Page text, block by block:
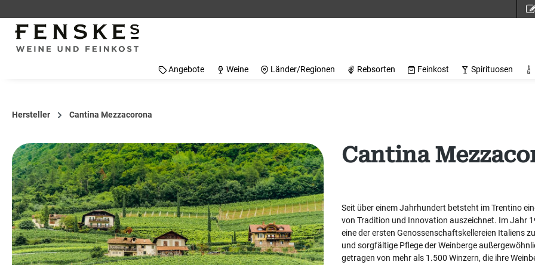
Angebote Weine Länder/Regionen Rebsorten Feinkost Spirituosen
Hersteller Cantina Mezzacorona
Cantina
Seit über einem Jahrhundert betsteht im Trentino
von Tradition und Innovation auszeichnet. Im Jahr
eine der ersten Genossenschaftskellereien Italiens
und sorgfältige Pflege der Weinberge
getragen von mehr als 1.500 Winzern, die ihre